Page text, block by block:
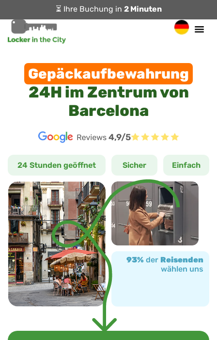
⏳ Ihre Buchung in 2 Minuten
Gepäckaufbewahrung
24H im Zentrum von
Barcelona
4,9/5
93% der Reisenden
wählen uns
Sicher Einfach
24 Stunden geöffnet